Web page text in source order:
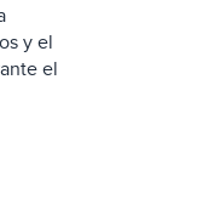
y el
el